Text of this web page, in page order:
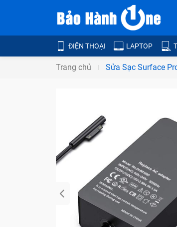
ĐIỆN THOẠI LAPTOP
Trang chủ Sửa Sạc Surface